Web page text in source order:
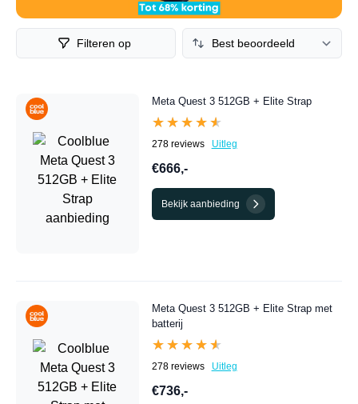
Filteren op
Meta Quest 3 512GB + Elite Strap
★★★★★
★★★★★
278 reviews Uitleg
€666,-
Bekijk aanbieding
Meta Quest 3 512GB + Elite Strap met
batterij
★★★★★
★★★★★
278 reviews Uitleg
€736,-